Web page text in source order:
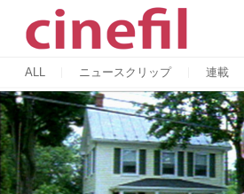
ALL ニュースクリップ 連載